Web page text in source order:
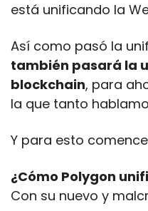
está unificando la
también pasará la
blockchain, para
la que tanto
Y para esto
¿Cómo Polygon
Con su nuevo y